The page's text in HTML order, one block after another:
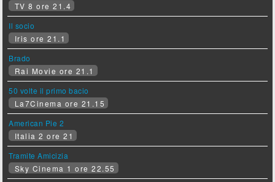
TV 8 ore 21.4
Il socio
Iris ore 21.1
Brado
Rai Movie ore 21.1
50 volte il primo bacio
La7Cinema ore 21.15
American Pie 2
Italia 2 ore 21
Tramite Amicizia
Sky Cinema 1 ore 22.55